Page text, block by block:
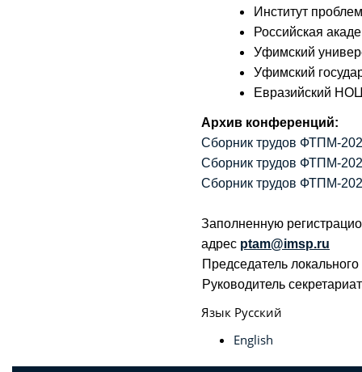
Институт
Российская
Уфимский
Уфимский
Евразийский
Архив конференций:
Сборник трудов ФТПМ-
Сборник трудов ФТПМ-
Сборник трудов ФТПМ-
Заполненную
адрес ptam@imsp.ru
Председатель
Руководитель
Язык Русский
English